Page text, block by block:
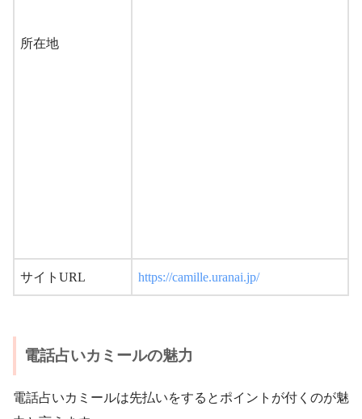
所在地
サイトURL https://camille.uranai.jp/
電話占いカミールの魅力
電話占いカミールは先払いをするとポイントが付くのが魅